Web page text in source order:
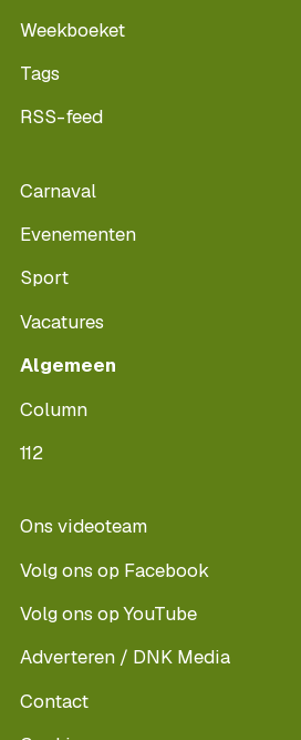
Weekboeket
Tags
RSS-feed
Carnaval
Evenementen
Sport
Vacatures
Algemeen
Column
112
Ons videoteam
Volg ons op Facebook
Volg ons op YouTube
Adverteren / DNK Media
Contact